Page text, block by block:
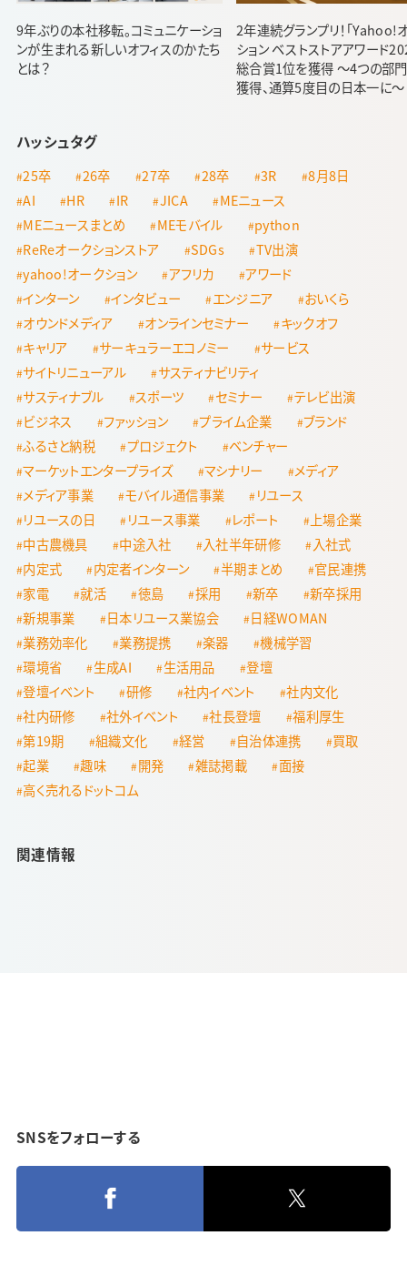
9年ぶりの本社移転。コミュニケーショ
ンが生まれる新しいオフィスのかたち
とは？
2年連続グランプリ！「Yahoo!
ション ベストストアアワード
総合賞1位を獲得 ～4つの部
獲得、通算5度目の日本一に～
ハッシュタグ
25卒 26卒 27卒 28卒 3R
8月8日
AI
HR IR JICA
MEニュース
MEニュースまとめ
MEモバイル
python
ReReオークションストア
SDGs
TV出演
yahoo!オークション
アフリカ
アワード
インターン
インタビュー エンジニア
おいくら
オウンドメディア
オンラインセミナー
キックオフ
キャリア
サーキュラーエコノミー
サービス
サイトリニューアル
サスティナビリティ
サスティナブル
スポーツ セミナー
テレビ出演
ビジネス
ファッション プライム企業
ブランド
ふるさと納税
プロジェクト
ベンチャー
マーケットエンタープライズ
マシナリー
メディア
メディア事業
モバイル通信事業
リユース
リユースの日
リユース事業 レポート
上場企業
中古農機具
中途入社 入社半年研修
入社式
内定式
内定者インターン 半期まとめ
官民連携
家電
就活 徳島 採用 新卒
新卒採用
新規事業
日本リユース業協会
日経WOMAN
業務効率化
業務提携 楽器
機械学習
環境省
生成AI 生活用品
登壇
登壇イベント
研修 社内イベント
社内文化
社内研修
社外イベント 社長登壇
福利厚生
第19期
組織文化 経営 自治体連携
買取
起業
趣味 開発 雑誌掲載
面接
高く売れるドットコム
関連情報
SNSをフォローする